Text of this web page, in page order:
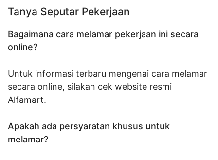
Tanya Seputar Pekerjaan
Bagaimana cara melamar pekerjaan ini secara
online?
Untuk informasi terbaru mengenai cara melamar
secara online, silakan cek website resmi
Alfamart.
Apakah ada persyaratan khusus untuk
melamar?